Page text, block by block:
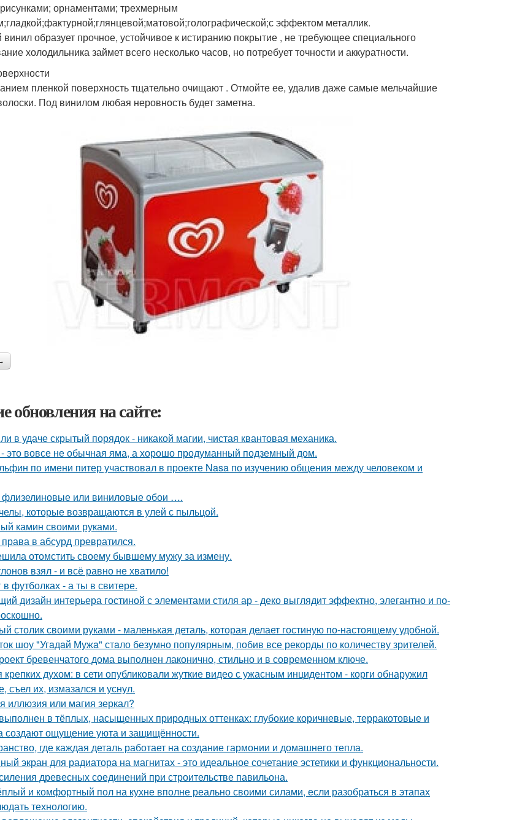
орнаментами; трехмерным
эффектом металлик.
образует прочное, устойчивое к истиранию покрытие , не требующее специального
холодильника займет всего несколько часов, но потребует точности и аккуратности.
пленкой поверхность тщательно очищают . Отмойте ее, удалив даже самые мельчайшие
Под винилом любая неровность будет заметна.
обновления на сайте:
в удаче скрытый порядок - никакой магии, чистая квантовая механика.
это вовсе не обычная яма, а хорошо продуманный подземный дом.
по имени питер участвовал в проекте Nasa по изучению общения между человеком и
флизелиновые или виниловые обои ….
которые возвращаются в улей с пыльцой.
камин своими руками.
в абсурд превратился.
отомстить своему бывшему мужу за измену.
взял - и всё равно не хватило!
в футболках - а ты в свитере.
дизайн интерьера гостиной с элементами стиля ар - деко выглядит эффектно, элегантно и по-
столик своими руками - маленькая деталь, которая делает гостиную по-настоящему удобной.
шоу "Угaдaй Мужa" стaло безумно популярным, побив все рекорды по количеству зрителей.
бревенчатого дома выполнен лаконично, стильно и в современном ключе.
крепких духом: в сети опубликовали жуткие видео с ужасным инцидентом - корги обнаружил
съел их, измазался и уснул.
иллюзия или магия зеркал?
в тёплых, насыщенных природных оттенках: глубокие коричневые, терракотовые и
создают ощущение уюта и защищённости.
где каждая деталь работает на создание гармонии и домашнего тепла.
экран для радиатора на магнитах - это идеальное сочетание эстетики и функциональности.
древесных соединений при строительстве павильона.
и комфортный пол на кухне вполне реально своими силами, если разобраться в этапах
технологию.